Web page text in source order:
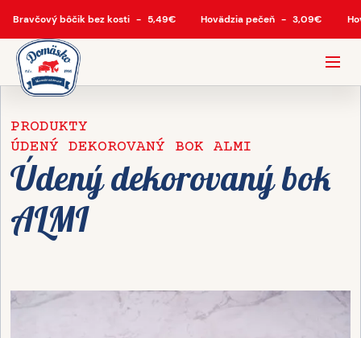
Bravčový bôčik bez kosti - 5,49€ Hovädzia pečeň - 3,09€
PRODUKTY
ÚDENÝ DEKOROVANÝ BOK ALMI
Údený dekorovaný bok
ALMI